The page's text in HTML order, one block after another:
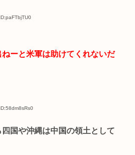
ID:paFTbjTU0
ーと米軍は助けてくれないだ
ID:58dm8sRs0
国や沖縄は中国の領土として